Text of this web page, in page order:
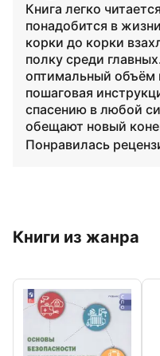
Книга легко
понадобится в
корки до корки
полку среди
оптимальный объём
пошаговая
спасению в любой
обещают новый
Понравилась
Книги из жанра